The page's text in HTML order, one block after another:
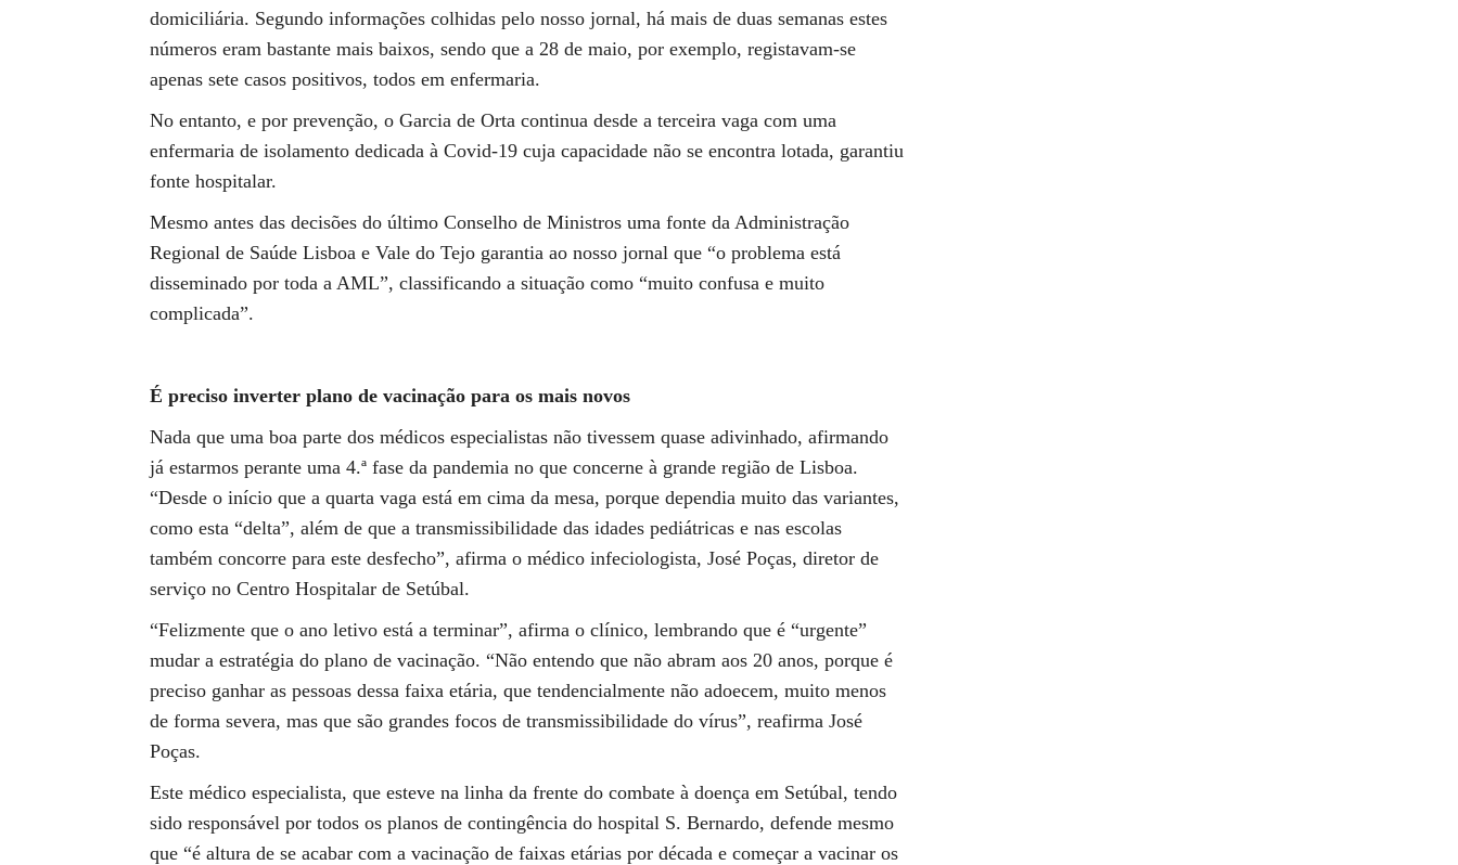
domiciliária. Segundo informações colhidas pelo nosso jornal, há mais de duas semanas estes
números eram bastante mais baixos, sendo que a 28 de maio, por exemplo, registavam-se
apenas sete casos positivos, todos em enfermaria.
No entanto, e por prevenção, o Garcia de Orta continua desde a terceira vaga com uma
enfermaria de isolamento dedicada à Covid-19 cuja capacidade não se encontra lotada, garantiu
fonte hospitalar.
Mesmo antes das decisões do último Conselho de Ministros uma fonte da Administração
Regional de Saúde Lisboa e Vale do Tejo garantia ao nosso jornal que “o problema está
disseminado por toda a AML”, classificando a situação como “muito confusa e muito
complicada”.
É preciso inverter plano de vacinação para os mais novos
Nada que uma boa parte dos médicos especialistas não tivessem quase adivinhado, afirmando
já estarmos perante uma 4.ª fase da pandemia no que concerne à grande região de Lisboa.
“Desde o início que a quarta vaga está em cima da mesa, porque dependia muito das variantes,
como esta “delta”, além de que a transmissibilidade das idades pediátricas e nas escolas
também concorre para este desfecho”, afirma o médico infeciologista, José Poças, diretor de
serviço no Centro Hospitalar de Setúbal.
“Felizmente que o ano letivo está a terminar”, afirma o clínico, lembrando que é “urgente”
mudar a estratégia do plano de vacinação. “Não entendo que não abram aos 20 anos, porque é
preciso ganhar as pessoas dessa faixa etária, que tendencialmente não adoecem, muito menos
de forma severa, mas que são grandes focos de transmissibilidade do vírus”, reafirma José
Poças.
Este médico especialista, que esteve na linha da frente do combate à doença em Setúbal, tendo
sido responsável por todos os planos de contingência do hospital S. Bernardo, defende mesmo
que “é altura de se acabar com a vacinação de faixas etárias por década e começar a vacinar os